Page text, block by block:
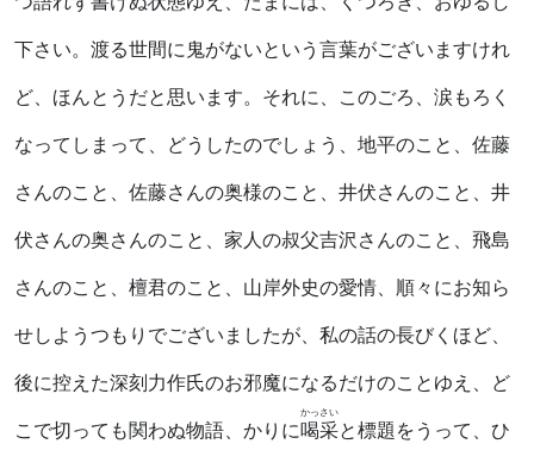
下さい。渡る世間に鬼がないという言葉がございますけれ
ど、ほんとうだと思います。それに、このごろ、涙もろく
なってしまって、どうしたのでしょう、地平のこと、佐藤
さんのこと、佐藤さんの奥様のこと、井伏さんのこと、井
伏さんの奥さんのこと、家人の叔父吉沢さんのこと、飛島
さんのこと、檀君のこと、山岸外史の愛情、順々にお知ら
せしようつもりでございましたが、私の話の長びくほど、
後に控えた深刻力作氏のお邪魔になるだけのことゆえ、ど
こで切っても関わぬ物語、かりに喝采
かっさい
と標題をうって、ひ